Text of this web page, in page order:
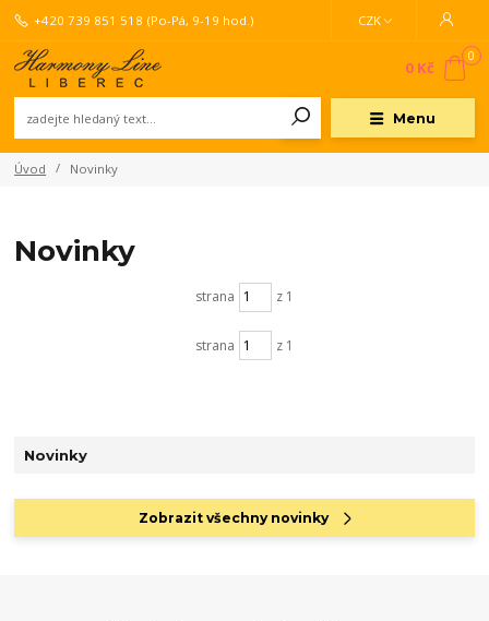
Menu
CZK
+420 739 851 518 (Po-Pá, 9-19 hod.)
0
0 Kč
Úvod Novinky
Novinky
Zobrazit všechny novinky
Novinky
strana z 1
strana z 1